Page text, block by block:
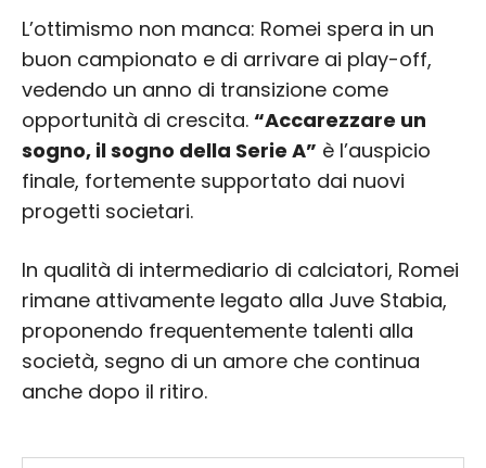
L’ottimismo non manca: Romei spera in un
buon campionato e di arrivare ai play-off,
vedendo un anno di transizione come
opportunità di crescita. “Accarezzare un
sogno, il sogno della Serie A” è l’auspicio
finale, fortemente supportato dai nuovi
progetti societari.
In qualità di intermediario di calciatori, Romei
rimane attivamente legato alla Juve Stabia,
proponendo frequentemente talenti alla
società, segno di un amore che continua
anche dopo il ritiro.